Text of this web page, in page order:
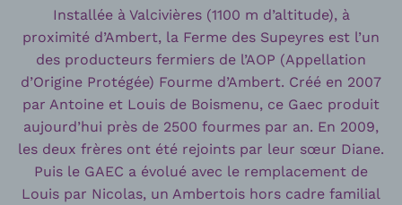
Installée à Valcivières (1100 m d’altitude), à
proximité d’Ambert, la Ferme des Supeyres est l’un
des producteurs fermiers de l’AOP (Appellation
d’Origine Protégée) Fourme d’Ambert. Créé en 2007
par Antoine et Louis de Boismenu, ce Gaec produit
aujourd’hui près de 2500 fourmes par an. En 2009,
les deux frères ont été rejoints par leur sœur Diane.
Puis le GAEC a évolué avec le remplacement de
Louis par Nicolas, un Ambertois hors cadre familial